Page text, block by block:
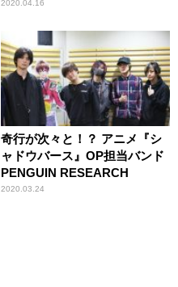
2020.04.16
奇行が次々と！？ アニメ『シ
ャドウバース』OP担当バンド
PENGUIN RESEARCH
2020.03.24